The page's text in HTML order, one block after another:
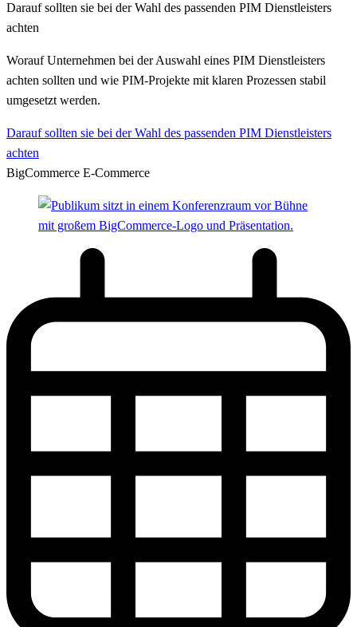
Darauf sollten sie bei der Wahl des passenden PIM Dienstleisters
achten
Worauf Unternehmen bei der Auswahl eines PIM Dienstleisters
achten sollten und wie PIM-Projekte mit klaren Prozessen stabil
umgesetzt werden.
Darauf sollten sie bei der Wahl des passenden PIM Dienstleisters
achten
BigCommerce E-Commerce